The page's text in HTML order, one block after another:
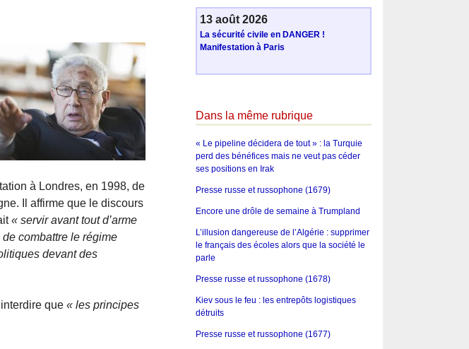
à Londres, en 1998, de
Il affirme que le discours
« servir avant tout d’arme
combattre le régime
devant des
que « les principes
13 août 2026
La sécurité civile en DANGER !
Manifestation à Paris
Dans la même rubrique
« Le pipeline décidera de tout » : la Turquie
perd des bénéfices mais ne veut pas céder
ses positions en Irak
Presse russe et russophone (1679)
Encore une drôle de semaine à Trumpland
L’illusion dangereuse de l’Algérie : supprimer
le français des écoles alors que la société le
parle
Presse russe et russophone (1678)
Kiev sous le feu : les entrepôts logistiques
détruits
Presse russe et russophone (1677)